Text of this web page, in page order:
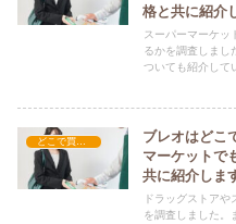
格と共に紹介
スーパーマーケッ
るかを調査しまし
ついても紹介して
どこで買える？-お菓子・スイーツ・アイス
ブレオはどこ
マーケットで
共に紹介しま
ドラッグストア
を調査しました。